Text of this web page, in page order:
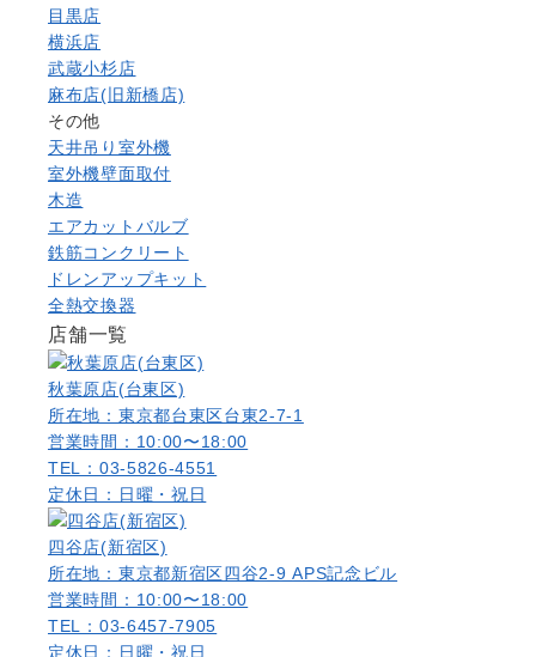
目黒店
横浜店
武蔵小杉店
麻布店(旧新橋店)
その他
天井吊り室外機
室外機壁面取付
木造
エアカットバルブ
鉄筋コンクリート
ドレンアップキット
全熱交換器
店舗一覧
秋葉原店(台東区)
所在地：東京都台東区台東2-7-1
営業時間：10:00〜18:00
TEL：03-5826-4551
定休日：日曜・祝日
四谷店(新宿区)
所在地：東京都新宿区四谷2-9 APS記念ビル
営業時間：10:00〜18:00
TEL：03-6457-7905
定休日：日曜・祝日